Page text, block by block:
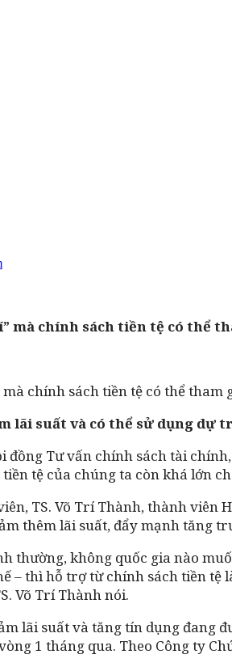
mà chính sách tiền tệ có thể
mà chính sách tiền tệ có thể
lãi suất và có thể sử dụng dự
đồng Tư vấn chính sách tài
tệ của chúng ta còn khá lớn
TS. Võ Trí Thành, thành viên
thêm lãi suất, đẩy mạnh tăng
thường, không quốc gia nào
– thì hỗ trợ từ chính sách tiền
Võ Trí Thành nói.
lãi suất và tăng tín dụng đang
1 tháng qua. Theo Công ty